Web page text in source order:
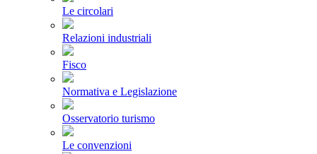
Le circolari
Relazioni industriali
Fisco
Normativa e Legislazione
Osservatorio turismo
Le convenzioni